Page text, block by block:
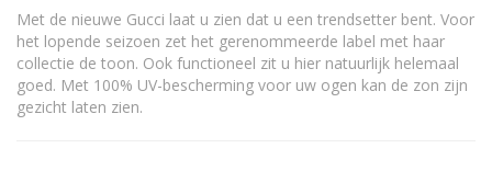
Met de nieuwe Gucci laat u zien dat u een trendsetter bent. Voor
het lopende seizoen zet het gerenommeerde label met haar
collectie de toon. Ook functioneel zit u hier natuurlijk helemaal
goed. Met 100% UV-bescherming voor uw ogen kan de zon zijn
gezicht laten zien.